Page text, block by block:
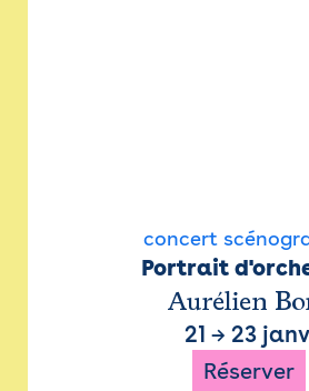
concert
Portrait
Aurélien
21 → 23
Réserver